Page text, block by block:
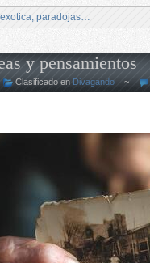
paradojas…
y pensamientos
Clasificado en Divagando~